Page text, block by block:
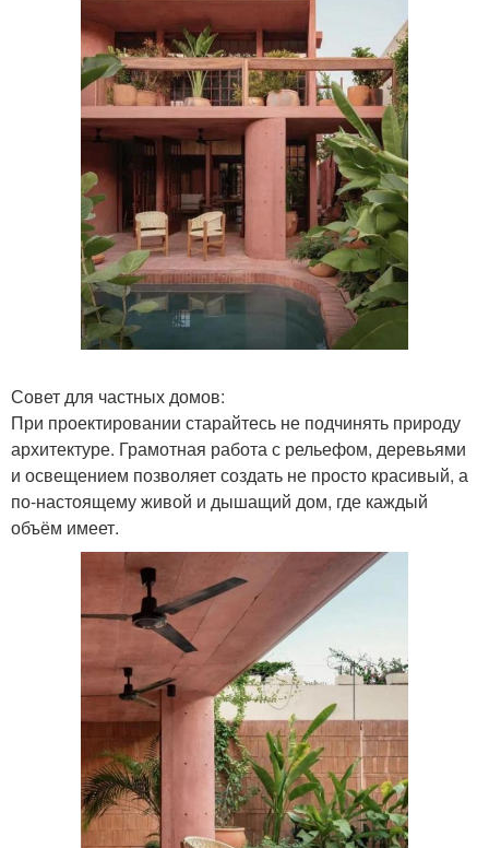
Совет для частных домов:
При проектировании старайтесь не подчинять природу
архитектуре. Грамотная работа с рельефом, деревьями
и освещением позволяет создать не просто красивый, а
по-настоящему живой и дышащий дом, где каждый
объём имеет.